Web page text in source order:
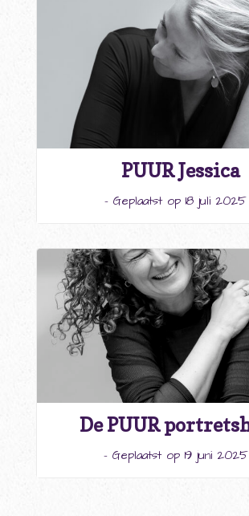
PUUR Jessica
- Geplaatst op 18 juli
De PUUR
- Geplaatst op 19 juni